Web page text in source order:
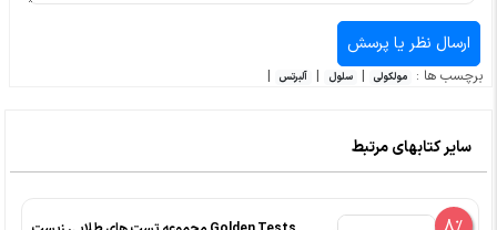
برچسب ها : مولکولی | سلول | آلبرتس |
سایر کتابهای مرتبط